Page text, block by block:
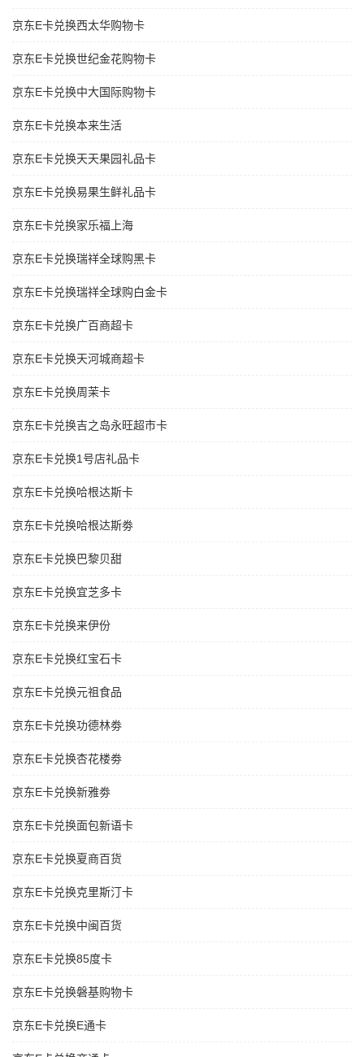
京东E卡兑换西太华购物卡
京东E卡兑换世纪金花购物卡
京东E卡兑换中大国际购物卡
京东E卡兑换本来生活
京东E卡兑换天天果园礼品卡
京东E卡兑换易果生鲜礼品卡
京东E卡兑换家乐福上海
京东E卡兑换瑞祥全球购黑卡
京东E卡兑换瑞祥全球购白金卡
京东E卡兑换广百商超卡
京东E卡兑换天河城商超卡
京东E卡兑换周茉卡
京东E卡兑换吉之岛永旺超市卡
京东E卡兑换1号店礼品卡
京东E卡兑换哈根达斯卡
京东E卡兑换哈根达斯劵
京东E卡兑换巴黎贝甜
京东E卡兑换宜芝多卡
京东E卡兑换来伊份
京东E卡兑换红宝石卡
京东E卡兑换元祖食品
京东E卡兑换功德林劵
京东E卡兑换杏花楼劵
京东E卡兑换新雅劵
京东E卡兑换面包新语卡
京东E卡兑换夏商百货
京东E卡兑换克里斯汀卡
京东E卡兑换中闽百货
京东E卡兑换85度卡
京东E卡兑换磐基购物卡
京东E卡兑换E通卡